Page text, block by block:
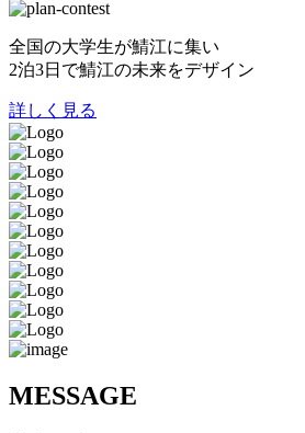
全国の大学生が鯖江に集い
2泊3日で鯖江の未来をデザイン
詳しく見る
MESSAGE